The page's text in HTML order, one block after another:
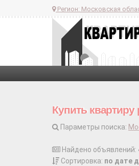
Регион: Московская
Купить
Параметры поиска:
Найдено объявлений:
Сортировка: по дате